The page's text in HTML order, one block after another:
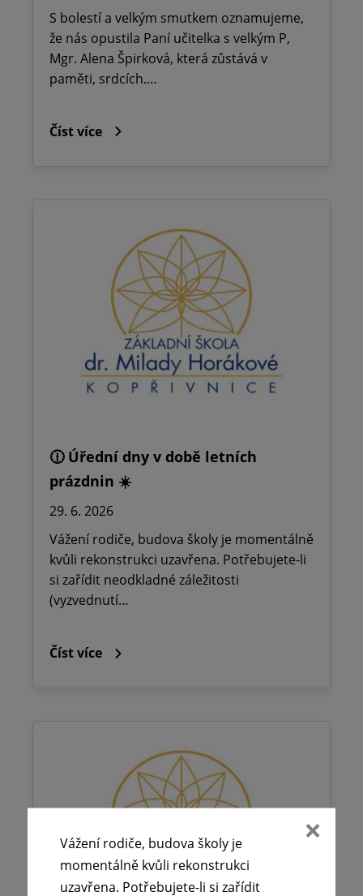
S bolestí a velkým smutkem oznamujeme,
že nás opustila Paní učitelka s velkým P,
Mgr. Alena Špirková, která zůstává v
paměti, srdcích.…
Číst více
🕧 Úřední dny v době letních
prázdnin ☀️
29. 6. 2026
Vážení rodiče, budova školy je momentálně
kvůli rekonstrukci uzavřena. Potřebujete-li
si zařídit neodkladné záležitosti
(vyzvednutí…
Číst více
Vážení rodiče, budova školy je
momentálně kvůli rekonstrukci
uzavřena. Potřebujete-li si zařídit